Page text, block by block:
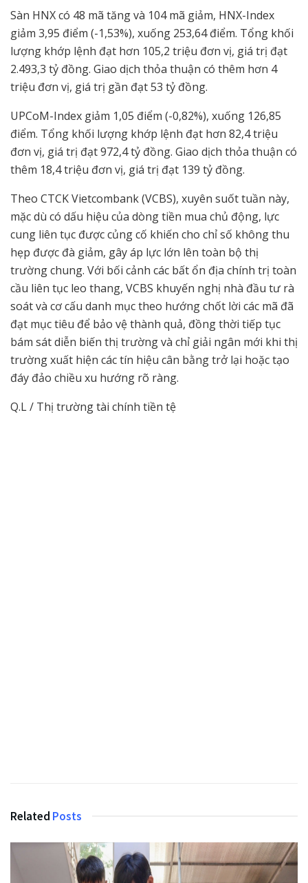
Sàn HNX có 48 mã tăng và 104 mã giảm, HNX-Index
giảm 3,95 điểm (-1,53%), xuống 253,64 điểm. Tổng khối
lượng khớp lệnh đạt hơn 105,2 triệu đơn vị, giá trị đạt
2.493,3 tỷ đồng. Giao dịch thỏa thuận có thêm hơn 4
triệu đơn vị, giá trị gần đạt 53 tỷ đồng.
UPCoM-Index giảm 1,05 điểm (-0,82%), xuống 126,85
điểm. Tổng khối lượng khớp lệnh đạt hơn 82,4 triệu
đơn vị, giá trị đạt 972,4 tỷ đồng. Giao dịch thỏa thuận có
thêm 18,4 triệu đơn vị, giá trị đạt 139 tỷ đồng.
Theo CTCK Vietcombank (VCBS), xuyên suốt tuần này,
mặc dù có dấu hiệu của dòng tiền mua chủ động, lực
cung liên tục được củng cố khiến cho chỉ số không thu
hẹp được đà giảm, gây áp lực lớn lên toàn bộ thị
trường chung. Với bối cảnh các bất ổn địa chính trị toàn
cầu liên tục leo thang, VCBS khuyến nghị nhà đầu tư rà
soát và cơ cấu danh mục theo hướng chốt lời các mã đã
đạt mục tiêu để bảo vệ thành quả, đồng thời tiếp tục
bám sát diễn biến thị trường và chỉ giải ngân mới khi thị
trường xuất hiện các tín hiệu cân bằng trở lại hoặc tạo
đáy đảo chiều xu hướng rõ ràng.
Q.L / Thị trường tài chính tiền tệ
Related Posts